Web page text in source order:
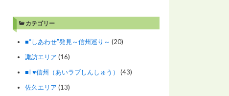
カテゴリー
■“しあわせ”発見～信州巡り～ (20)
諏訪エリア (16)
■I ♥信州（あいラブしんしゅう）
(43)
佐久エリア (13)